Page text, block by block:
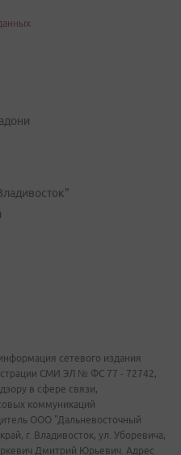
сетевого издания
СМИ ЭЛ № ФС 77 - 72742,
в сфере связи,
коммуникаций
ООО "Дальневосточный
г. Владивосток, ул. Уборевича,
Дмитрий Юрьевич. Адрес